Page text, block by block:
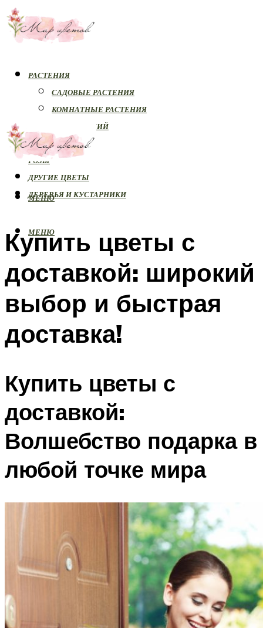
РАСТЕНИЯ
САДОВЫЕ РАСТЕНИЯ
КОМНАТНЫЕ РАСТЕНИЯ
БОЛЕЗНИ РАСТЕНИЙ
ОРХИДЕИ
РОЗЫ
ДРУГИЕ ЦВЕТЫ
ДЕРЕВЬЯ И КУСТАРНИКИ
МЕНЮ
МЕНЮ
Купить цветы с
доставкой: широкий
выбор и быстрая
доставка!
Купить цветы с
доставкой:
Волшебство подарка в
любой точке мира